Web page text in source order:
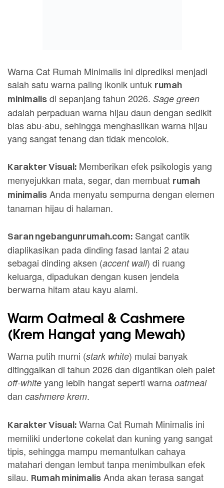
Warna Cat Rumah Minimalis ini diprediksi menjadi
salah satu warna paling ikonik untuk rumah
minimalis di sepanjang tahun 2026. Sage green
adalah perpaduan warna hijau daun dengan sedikit
bias abu-abu, sehingga menghasilkan warna hijau
yang sangat tenang dan tidak mencolok.
Karakter Visual: Memberikan efek psikologis yang
menyejukkan mata, segar, dan membuat rumah
minimalis Anda menyatu sempurna dengan elemen
tanaman hijau di halaman.
Saran ngebangunrumah.com: Sangat cantik
diaplikasikan pada dinding fasad lantai 2 atau
sebagai dinding aksen (accent wall) di ruang
keluarga, dipadukan dengan kusen jendela
berwarna hitam atau kayu alami.
Warm Oatmeal & Cashmere
(Krem Hangat yang Mewah)
Warna putih murni (stark white) mulai banyak
ditinggalkan di tahun 2026 dan digantikan oleh palet
off-white yang lebih hangat seperti warna oatmeal
dan cashmere krem.
Karakter Visual: Warna Cat Rumah Minimalis ini
memiliki undertone cokelat dan kuning yang sangat
tipis, sehingga mampu memantulkan cahaya
matahari dengan lembut tanpa menimbulkan efek
silau. Rumah minimalis Anda akan terasa sangat